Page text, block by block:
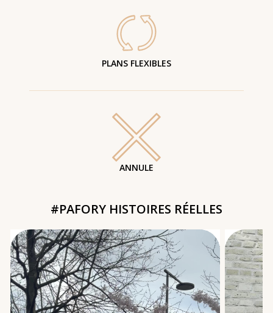
PLANS FLEXIBLES
ANNULE
#PAFORY HISTOIRES RÉELLES